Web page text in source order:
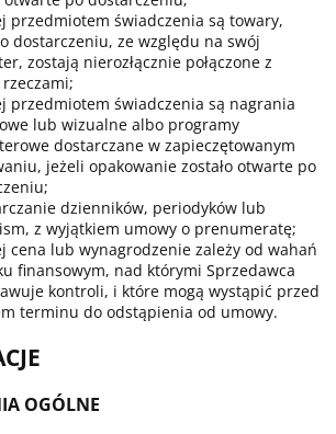
przedmiotem świadczenia są towary,
dostarczeniu, ze względu na swój
zostają nierozłącznie połączone z
przedmiotem świadczenia są nagrania
lub wizualne albo programy
dostarczane w zapieczętowanym
jeżeli opakowanie zostało otwarte po
dzienników, periodyków lub
z wyjątkiem umowy o prenumeratę;
cena lub wynagrodzenie zależy od wahań
finansowym, nad którymi Sprzedawca
kontroli, i które mogą wystąpić przed
terminu do odstąpienia od umowy.
OGÓLNE